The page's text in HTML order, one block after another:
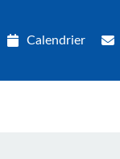
Calendrier